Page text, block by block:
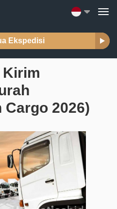
Ekspedisi
Kirim
Cargo 2026)